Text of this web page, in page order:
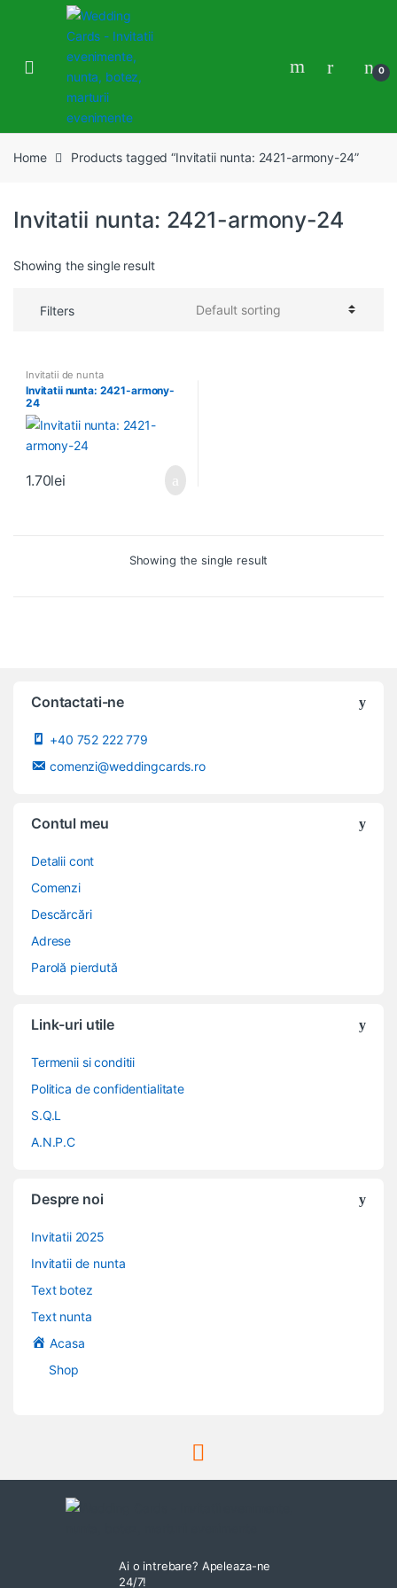
0
Home Products tagged “Invitatii nunta: 2421-armony-24”
Invitatii nunta: 2421-armony-24
Showing the single result
Filters
Invitatii de nunta
Invitatii nunta: 2421-armony-
24
1.70lei
Showing the single result
Contactati-ne
+40 752 222 779
comenzi@weddingcards.ro
Contul meu
Detalii cont
Comenzi
Descărcări
Adrese
Parolă pierdută
Link-uri utile
Termenii si conditii
Politica de confidentialitate
S.Q.L
A.N.P.C
Despre noi
Invitatii 2025
Invitatii de nunta
Text botez
Text nunta
Acasa
Shop
Ai o intrebare? Apeleaza-ne
24/7!